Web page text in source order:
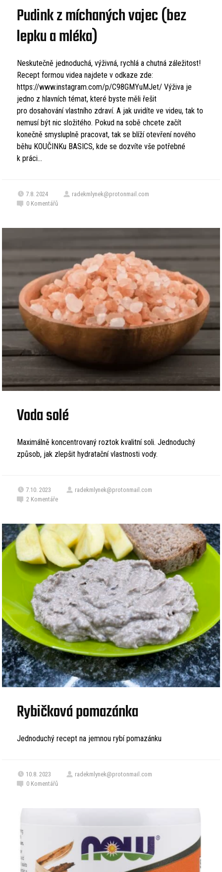
Pudink z míchaných vajec (bez
lepku a mléka)
Neskutečně jednoduchá, výživná, rychlá a chutná záležitost!
Recept formou videa najdete v odkaze zde:
https://www.instagram.com/p/C98GMYuMJet/ Výživa je
jedno z hlavních témat, které byste měli řešit
pro dosahování vlastního zdraví. A jak uvidíte ve videu, tak to
nemusí být nic složitého. Pokud na sobě chcete začít
konečně smysluplně pracovat, tak se blíží otevření nového
běhu KOUČINKu BASICS, kde se dozvíte vše potřebné
k práci...
7.8. 2024
radekmlynek@protonmail.com
0 Komentářů
Voda solé
Maximálně koncentrovaný roztok kvalitní soli. Jednoduchý
způsob, jak zlepšit hydratační vlastnosti vody.
7.10. 2023
radekmlynek@protonmail.com
2 Komentáře
Rybičková pomazánka
Jednoduchý recept na jemnou rybí pomazánku
10.8. 2023
radekmlynek@protonmail.com
0 Komentářů